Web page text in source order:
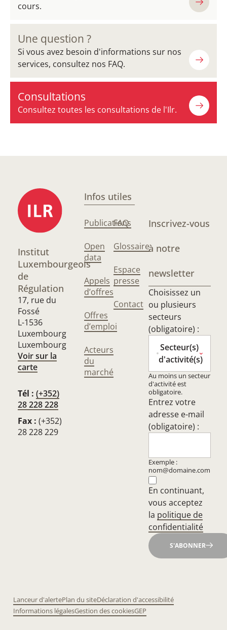
cours.
Une question ?
Si vous avez besoin d'informations sur nos
services, consultez nos FAQ.
Consultations
Consultez toutes les consultations de l'Ilr.
Institut
Luxembourgeois
de
Régulation
17, rue du
Fossé
L-1536
Luxembourg
Luxembourg
Voir sur la
carte
Tél : (+352)
28 228 228
Fax : (+352)
28 228 229
Infos utiles
Publications
Open
data
Appels
d’offres
Offres
d’emploi
Acteurs
du
marché
FAQ
Glossaire
Espace
presse
Contact
Inscrivez-vous
à notre
newsletter
Choisissez un
ou plusieurs
secteurs
(obligatoire) :
Secteur(s)
d'activité(s)
Au moins un secteur
d'activité est
obligatoire.
Entrez votre
adresse e-mail
(obligatoire) :
Exemple :
nom@domaine.com
En continuant,
vous acceptez
la politique de
confidentialité
S'ABONNER
Lanceur d'alertePlan du siteDéclaration d'accessibilité
Informations légalesGestion des cookiesGEP